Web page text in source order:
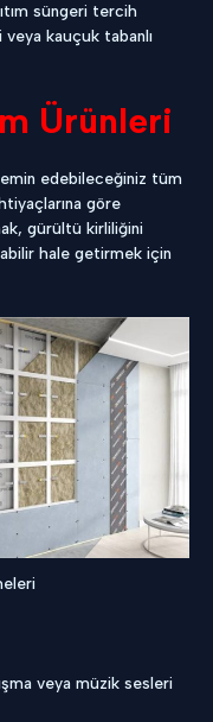
süngeri tercih
kauçuk tabanlı
Ürünleri
edebileceğiniz tüm
göre
gürültü kirliliğini
hale getirmek için
veya müzik sesleri